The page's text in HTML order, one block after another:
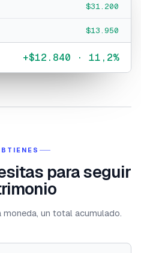
$31.200
$13.950
+$12.840 · 11,2%
para seguir
un total acumulado.